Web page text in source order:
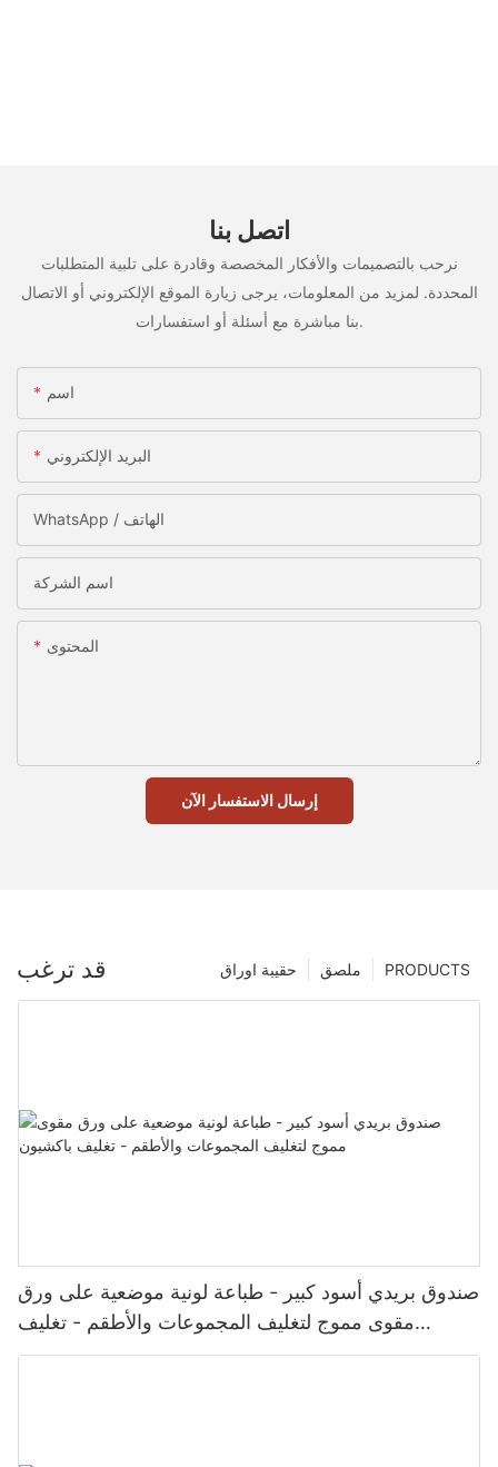
اتصل بنا
نرحب بالتصميمات والأفكار المخصصة وقادرة على تلبية المتطلبات
المحددة. لمزيد من المعلومات، يرجى زيارة الموقع الإلكتروني أو الاتصال
بنا مباشرة مع أسئلة أو استفسارات.
اسم
البريد الإلكتروني
WhatsApp / الهاتف
اسم الشركة
المحتوى
إرسال الاستفسار الآن
قد ترغب PRODUCTS ملصق حقيبة اوراق
صندوق بريدي أسود كبير - طباعة لونية موضعية على ورق
مقوى مموج لتغليف المجموعات والأطقم - تغليف
باكشيون